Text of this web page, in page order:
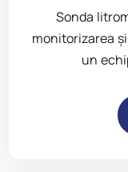
Sonda
monitorizarea
un